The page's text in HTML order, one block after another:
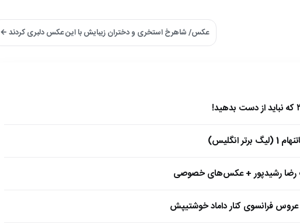
عکس/ شاهرخ استخری و دختران زیبایش با این عکس دلبری کردند ←
رضا رشیدپور + عکس‌های خصوصی
فرانسوی کنار داماد خوشتیپش